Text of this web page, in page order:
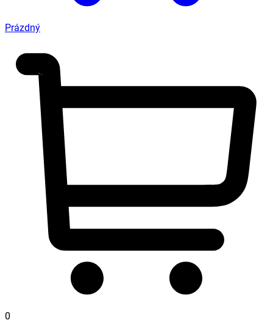
Prázdný
0